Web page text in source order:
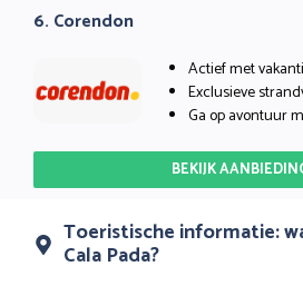
6. Corendon
Actief met
Exclusieve
Ga op avontuur
BEKIJK
Toeristische informatie:
Cala Pada?